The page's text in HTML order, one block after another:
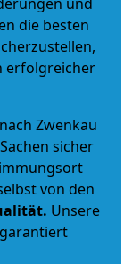
die besten
erfolgreicher
Zwenkau
sicher
von den
. Unsere